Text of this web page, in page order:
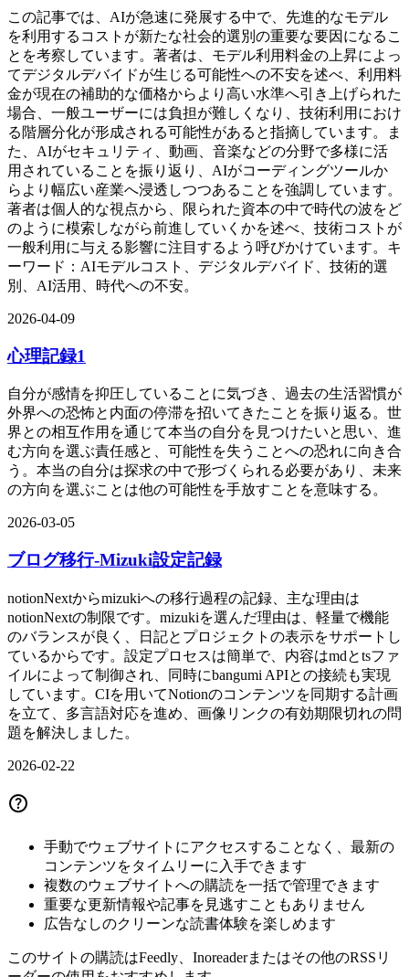
この記事では、AIが急速に発展する中で、先進的なモデル
を利用するコストが新たな社会的選別の重要な要因になるこ
とを考察しています。著者は、モデル利用料金の上昇によっ
てデジタルデバイドが生じる可能性への不安を述べ、利用料
金が現在の補助的な価格からより高い水準へ引き上げられた
場合、一般ユーザーには負担が難しくなり、技術利用におけ
る階層分化が形成される可能性があると指摘しています。ま
た、AIがセキュリティ、動画、音楽などの分野で多様に活
用されていることを振り返り、AIがコーディングツールか
らより幅広い産業へ浸透しつつあることを強調しています。
著者は個人的な視点から、限られた資本の中で時代の波をど
のように模索しながら前進していくかを述べ、技術コストが
一般利用に与える影響に注目するよう呼びかけています。キ
ーワード：AIモデルコスト、デジタルデバイド、技術的選
別、AI活用、時代への不安。
2026-04-09
心理記録1
自分が感情を抑圧していることに気づき、過去の生活習慣が
外界への恐怖と内面の停滞を招いてきたことを振り返る。世
界との相互作用を通じて本当の自分を見つけたいと思い、進
む方向を選ぶ責任感と、可能性を失うことへの恐れに向き合
う。本当の自分は探求の中で形づくられる必要があり、未来
の方向を選ぶことは他の可能性を手放すことを意味する。
2026-03-05
ブログ移行-Mizuki設定記録
notionNextからmizukiへの移行過程の記録、主な理由は
notionNextの制限です。mizukiを選んだ理由は、軽量で機能
のバランスが良く、日記とプロジェクトの表示をサポートし
ているからです。設定プロセスは簡単で、内容はmdとtsファ
イルによって制御され、同時にbangumi APIとの接続も実現
しています。CIを用いてNotionのコンテンツを同期する計画
を立て、多言語対応を進め、画像リンクの有効期限切れの問
題を解決しました。
2026-02-22
手動でウェブサイトにアクセスすることなく、最新の
コンテンツをタイムリーに入手できます
複数のウェブサイトへの購読を一括で管理できます
重要な更新情報や記事を見逃すこともありません
広告なしのクリーンな読書体験を楽しめます
このサイトの購読はFeedly、Inoreaderまたはその他のRSSリ